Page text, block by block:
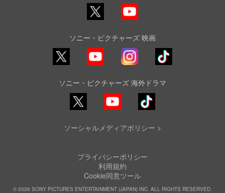
ソニー・ピクチャーズ 映画
ソニー・ピクチャーズ 海外ドラマ
ソーシャルメディアポリシー >
プライバシーポリシー
利用規約
Cookie同意ツール
© 2026 SONY PICTURES ENTERTAINMENT (JAPAN) INC. ALL RIGHTS RESERVED.